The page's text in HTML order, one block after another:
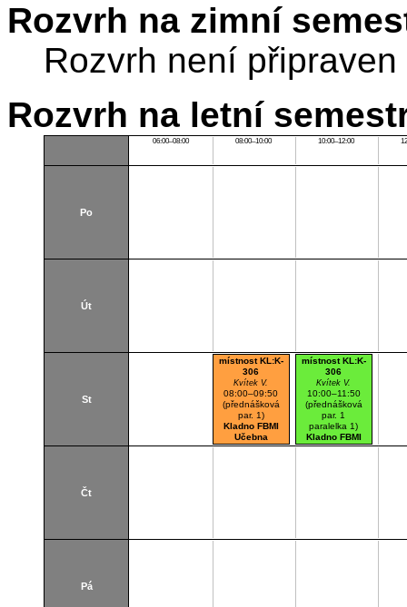
Rozvrh na zimní
Rozvrh není připraven
Rozvrh na letní
06:00–08:00 08:00–10:00 10:00–12:00
Po
Út
St
místnost KL:K-
306
Kvítek V.
08:00–09:50
(přednášková
par. 1)
Kladno FBMI
Učebna
anatomie
místnost KL:K-
306
Kvítek V.
10:00–11:50
(přednášková
par. 1
paralelka 1)
Kladno FBMI
Učebna
Čt
Pá